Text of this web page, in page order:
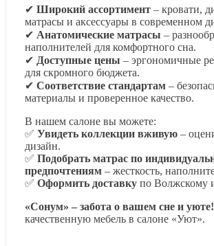
✔Широкий ассортимент – кровати,
матрасы и аксессуары в современном
✔ Анатомические матрасы –
наполнителей для комфортного сна.
✔ Доступные цены – эргономичные
для скромного бюджета.
✔Соответствие стандартам –
материалы и проверенное качество.
В нашем салоне вы можете:
✅Увидеть коллекции вживую –
дизайн.
✅Подобрать матрас по
предпочтениям – жесткость,
✅Оформить доставку по Волжскому
«Сонум» – забота о вашем сне и уюте!
качественную мебель в салоне «Уют».